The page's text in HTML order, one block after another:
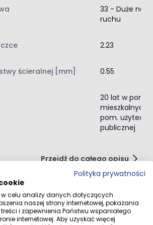
tam, gdzie ważna jest stabilność.
spokój, skutecznie tłumiąc dźwięki
w dotyku powierzchnia:
dla stóp, nie dając uczucia
33 - Duże
ruchu
2.23
ścieralnej [mm] 0.55
20 lat w pom.
mieszkalnych,
pom.
publicznej
Przejdź do całego opisu
Polityka prywatności
w celu analizy danych dotyczących
naszej strony internetowej, pokazania
i zapewnienia Państwu wspaniałego
internetowej. Aby uzyskać więcej